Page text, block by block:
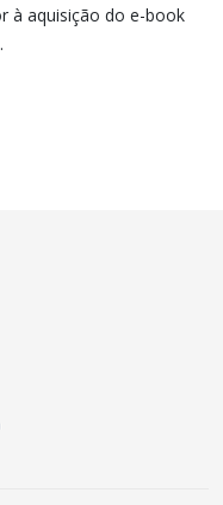
à aquisição do e-book